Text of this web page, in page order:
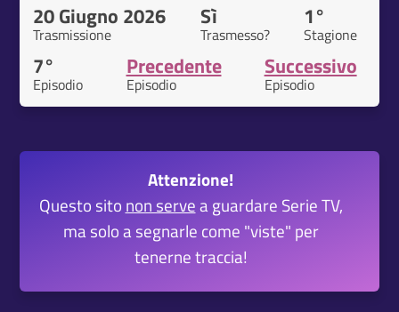
20 Giugno 2026
Trasmissione
Sì
Trasmesso?
1°
Stagione
7°
Episodio
Precedente
Episodio
Successivo
Episodio
Attenzione!
Questo sito non servea guardare Serie TV,
ma solo a segnarle come "viste" per
tenerne traccia!